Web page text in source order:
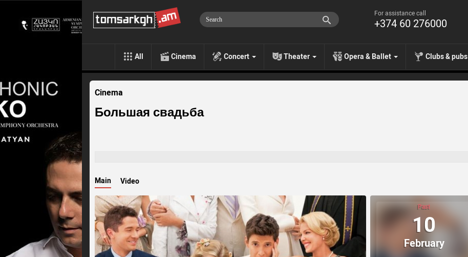
For assistance call
+374 60 276000
All Cinema Concert Theater Opera & Ballet Clubs & pubs
Cinema
Большая свадьба
Main Video
Past
10
February